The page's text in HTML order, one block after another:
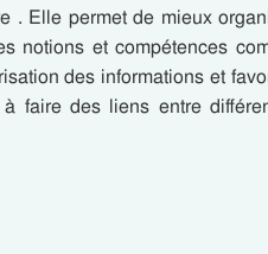
. Elle permet de mieux
notions et compétences
des informations et
faire des liens entre